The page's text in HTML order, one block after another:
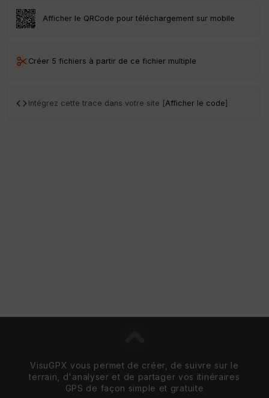
Afficher le QRCode pour téléchargement sur mobile
Créer 5 fichiers à partir de ce fichier multiple
Intégrez cette trace dans votre site [Afficher le code]
VisuGPX vous permet de créer, de suivre sur le
terrain, d'analyser et de partager vos itinéraires
GPS de façon simple et gratuite